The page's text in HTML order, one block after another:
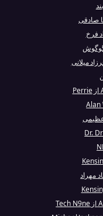
صادقی
فرخ
گوگوش
میلانی
عظیمی
مهراد